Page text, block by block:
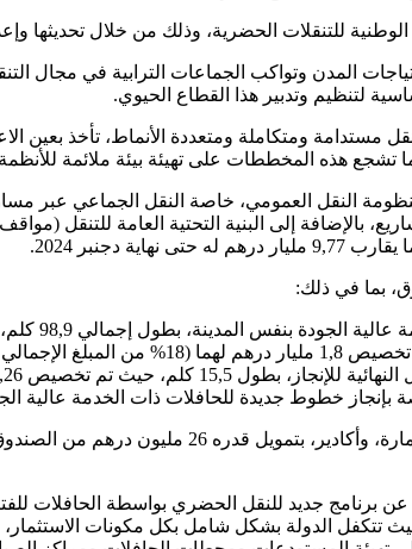
للتنقلات الحضرية، وذلك من خلال تحديثها
المدن وتواكب الجماعات الترابية في مجال
لتنظيم وتدبير هذا القطاع الحيوي.
ومتكاملة ومتعددة الأنماط، تأخذ بعين
تشجع هذه المخططات على تهيئة بيئة ملائمة
النقل العمومي، خاصة النقل الجماعي عبر
بالإضافة إلى البنية التحتية العامة للتنقل
بما في ذلك:
كلم، حيث تم تخصيص 7,3 مليار درهم لها (74% من المبلغ الإجمالي للصندوق).
درهم له (5% من المبلغ الإجمالي للصندوق).
بإنجاز خطوط جديدة للحافلات ذات الخدمة عالية
المدن التي تبذل جهودًا لإطلاق دراسات مماثلة،